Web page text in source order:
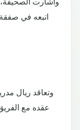
اتبعه في صفقة
وتعاقد ريال
عقده مع